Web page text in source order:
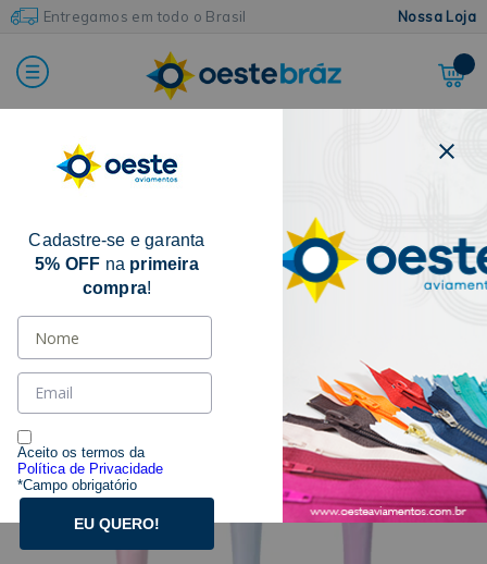
Entregamos em todo o Brasil Nossa Loja
Home Agulhas Agulhas de Mão
Cadastre-se e garanta
5% OFF na primeira
compra!
Aceito os termos da
Política de Privacidade
*Campo obrigatório
EU QUERO!